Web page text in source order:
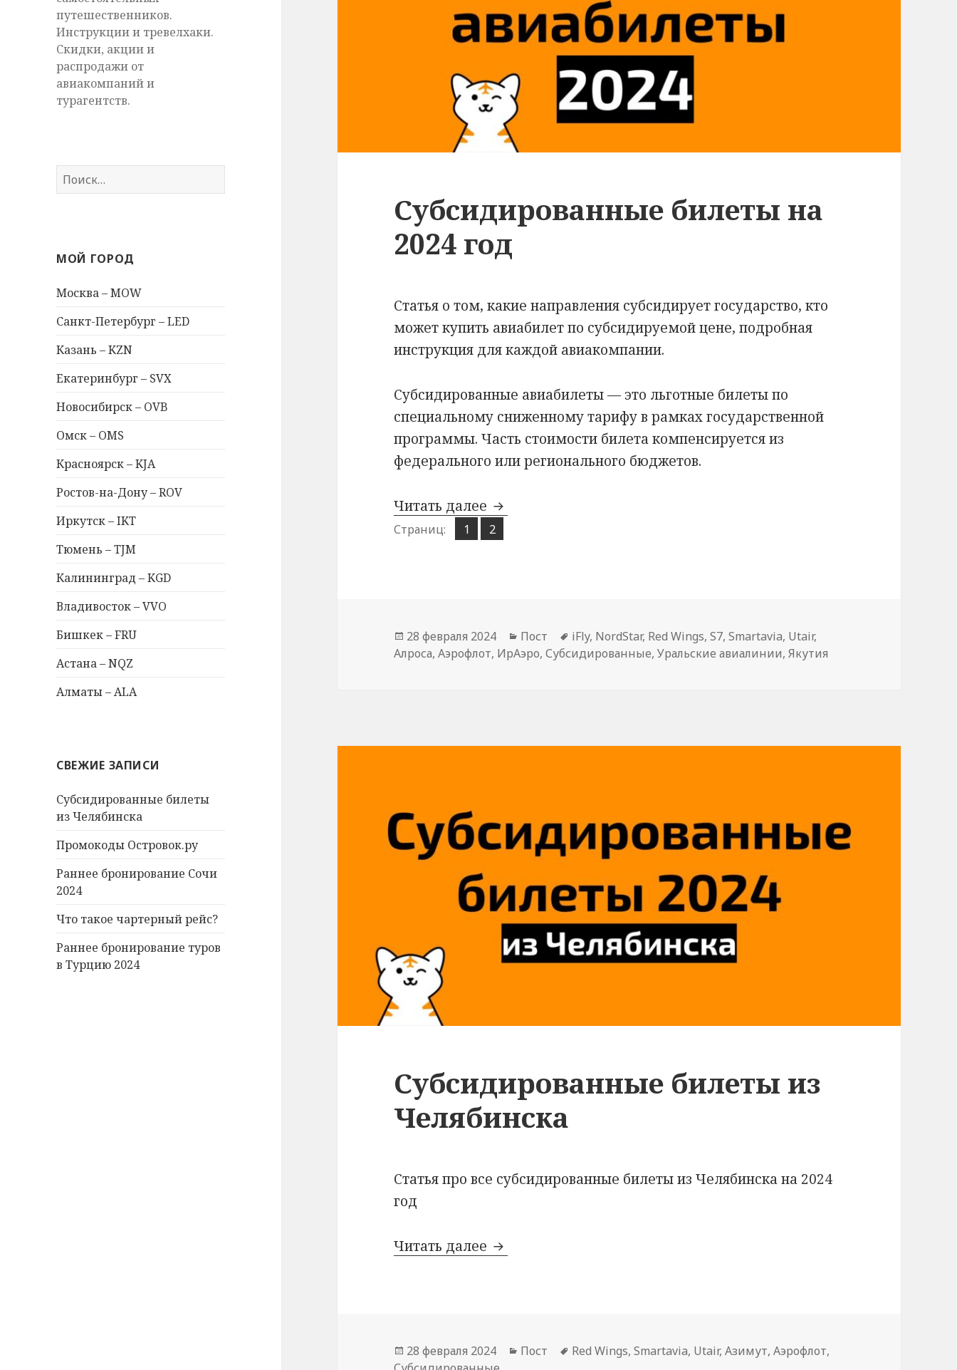
путешественников.
Инструкции и тревелхаки.
Скидки, акции и
распродажи от
авиакомпаний и
турагентств.
Найти:
МОЙ ГОРОД
Москва – MOW
Санкт-Петербург – LED
Казань – KZN
Екатеринбург – SVX
Новосибирск – OVB
Омск – OMS
Красноярск – KJA
Ростов-на-Дону – ROV
Иркутск – IKT
Тюмень – TJM
Калининград – KGD
Владивосток – VVO
Бишкек – FRU
Астана – NQZ
Алматы – ALA
СВЕЖИЕ ЗАПИСИ
Субсидированные билеты
из Челябинска
Промокоды Островок.ру
Раннее бронирование Сочи
2024
Что такое чартерный рейс?
Раннее бронирование туров
в Турцию 2024
Субсидированные билеты на
2024 год
Статья о том, какие направления субсидирует государство, кто
может купить авиабилет по субсидируемой цене, подробная
инструкция для каждой авиакомпании.
Субсидированные авиабилеты — это льготные билеты по
специальному сниженному тарифу в рамках государственной
программы. Часть стоимости билета компенсируется из
федерального или регионального бюджетов.
Читать далее Субсидированные билеты на 2024 год
Страниц: Страница
1 ,
Страница
2
Опубликовано
28 февраля 2024 Рубрики
Пост Метки
iFly, NordStar, Red Wings,S7,Smartavia, Utair,
Алроса,Аэрофлот, ИрАэро,Субсидированные,Уральские авиалинии,Якутия
Субсидированные билеты из
Челябинска
Статья про все субсидированные билеты из Челябинска на 2024
год
Читать далее Субсидированные билеты из Челябинска
Опубликовано
28 февраля 2024 Рубрики
Пост Метки
Red Wings,Smartavia, Utair,Азимут,Аэрофлот,